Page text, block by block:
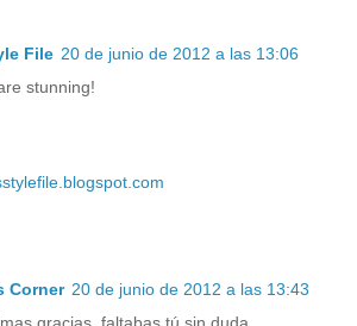
File 20 de junio de 2012 a las 13:06
stunning!
Corner 20 de junio de 2012 a las 13:43
gracias, faltabas tú sin duda.